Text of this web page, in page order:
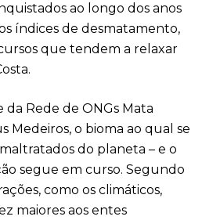
ao longo dos anos
índices de desmatamento,
que tendem a relaxar
Rede de ONGs Mata
Medeiros, o bioma ao qual se
do planeta – e o
segue em curso. Segundo
como os climáticos,
maiores aos entes